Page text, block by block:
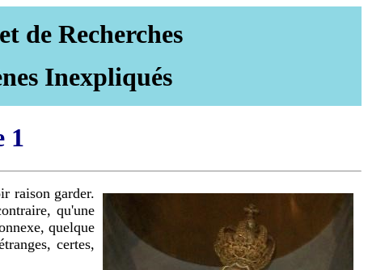
de Recherches
Inexpliqués
1
raison garder.
qu'une
quelque
certes,